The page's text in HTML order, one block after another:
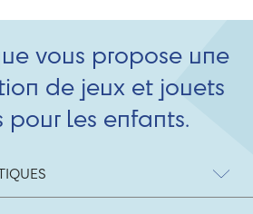
vous propose une
de jeux et jouets
pour les enfants.